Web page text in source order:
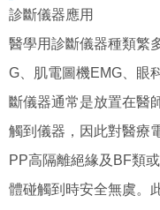
診斷儀器應用
醫學用診斷儀器種類繁
G、肌電圖機EMG、眼
斷儀器通常是放置在醫
觸到儀器，因此對醫療
PP高隔離絕緣及BF類
體碰觸到時安全無虞。